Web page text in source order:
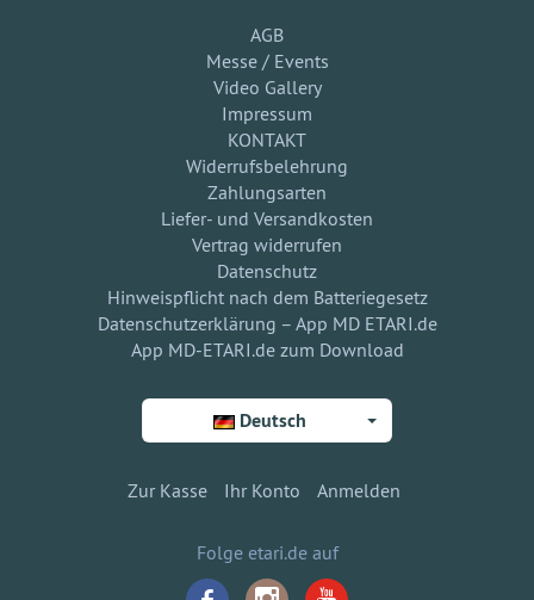
AGB
Messe / Events
Video Gallery
Impressum
KONTAKT
Widerrufsbelehrung
Zahlungsarten
Liefer- und Versandkosten
Vertrag widerrufen
Datenschutz
Hinweispflicht nach dem Batteriegesetz
Datenschutzerklärung – App MD ETARI.de
App MD-ETARI.de zum Download
Deutsch
Zur Kasse Ihr Konto Anmelden
Folge etari.de auf